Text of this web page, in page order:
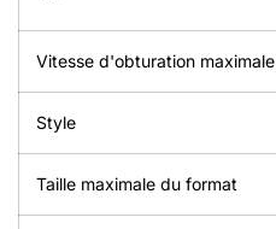
Vitesse d'obturation maximale
Style
Taille maximale du format